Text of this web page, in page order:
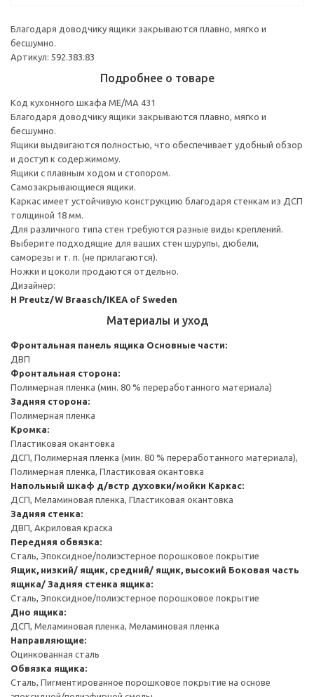
Благодаря доводчику ящики закрываются плавно, мягко и
бесшумно.
Артикул: 592.383.83
Подробнее о товаре
Код кухонного шкафа ME/MA 431
Благодаря доводчику ящики закрываются плавно, мягко и
бесшумно.
Ящики выдвигаются полностью, что обеспечивает удобный обзор
и доступ к содержимому.
Ящики с плавным ходом и стопором.
Самозакрывающиеся ящики.
Каркас имеет устойчивую конструкцию благодаря стенкам из ДСП
толщиной 18 мм.
Для различного типа стен требуются разные виды креплений.
Выберите подходящие для ваших стен шурупы, дюбели,
саморезы и т. п. (не прилагаются).
Ножки и цоколи продаются отдельно.
Дизайнер:
H Preutz/W Braasch/IKEA of Sweden
Материалы и уход
Фронтальная панель ящика Основные части:
ДВП
Фронтальная сторона:
Полимерная пленка (мин. 80 % переработанного материала)
Задняя сторона:
Полимерная пленка
Кромка:
Пластиковая окантовка
ДСП, Полимерная пленка (мин. 80 % переработанного материала),
Полимерная пленка, Пластиковая окантовка
Напольный шкаф д/встр духовки/мойки Каркас:
ДСП, Меламиновая пленка, Пластиковая окантовка
Задняя стенка:
ДВП, Акриловая краска
Передняя обвязка:
Сталь, Эпоксидное/полиэстерное порошковое покрытие
Ящик, низкий/ ящик, средний/ ящик, высокий Боковая часть
ящика/ Задняя стенка ящика:
Сталь, Эпоксидное/полиэстерное порошковое покрытие
Дно ящика:
ДСП, Меламиновая пленка, Меламиновая пленка
Направляющие:
Оцинкованная сталь
Обвязка ящика:
Сталь, Пигментированное порошковое покрытие на основе